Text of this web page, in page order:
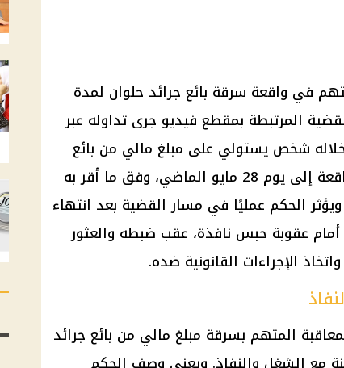
في واقعة سرقة بائع جرائد حلوان لمدة
المرتبطة بمقطع فيديو جرى تداوله عبر
شخص يستولي على مبلغ مالي من بائع
صحف بأسلوب المغافلة. وتعود الواقعة إلى يوم 28 مايو الماضي، وفق ما أقر به
ويؤثر الحكم عمليًا في مسار القضية بعد انتهاء
أمام عقوبة حبس نافذة، عقب ضبطه والعثور
الإجراءات القانونية ضده.
المتهم بسرقة مبلغ مالي من بائع جرائد